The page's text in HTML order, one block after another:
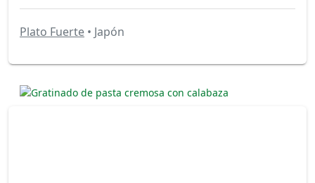
Plato Fuerte • Japón